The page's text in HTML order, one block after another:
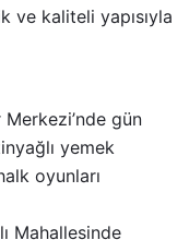
ve kaliteli yapısıyla
gün
yemek
oyunları
Mahallesinde